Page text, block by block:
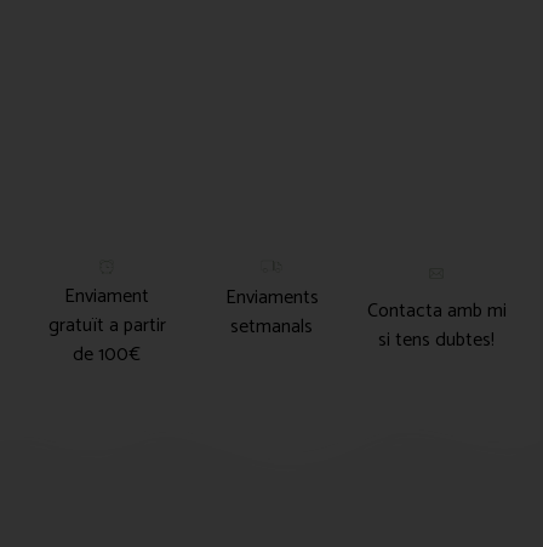
Enviament
gratuït a partir
de 100€
Enviaments
setmanals
Contacta amb mi
si tens dubtes!